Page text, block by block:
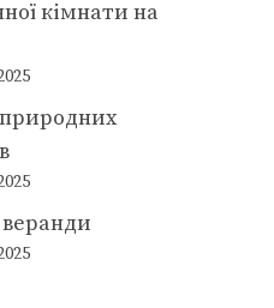
кімнати на